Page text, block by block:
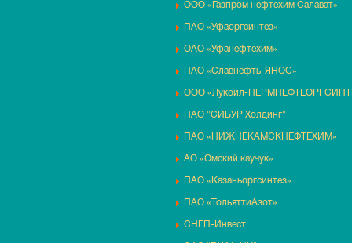
ООО «Газпром нефтехим Салават»
ПАО «Уфаоргсинтез»
ОАО «Уфанефтехим»
ПАО «Славнефть-ЯНОС»
ООО «Лукойл-
ПАО "СИБУР Холдинг"
ПАО «НИЖНЕКАМСКНЕФТЕХИМ»
АО «Омский каучук»
ПАО «Казаньоргсинтез»
ПАО «ТольяттиАзот»
СНГП-Инвест